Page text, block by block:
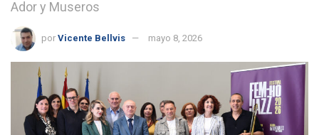
Ador y Museros
por Vicente Bellvis mayo 8, 2026